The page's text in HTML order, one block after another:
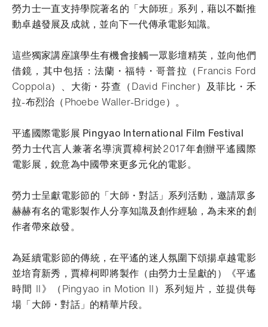
勞力士一直支持學院著名的「大師班」系列，藉以不斷推
動卓越發展及成就，並向下一代傳承電影知識。
這些獨家講座讓學生有機會接觸一眾影壇精英，並向他們
借鏡，其中包括：法蘭・福特・哥普拉（Francis Ford
Coppola）、大衛・芬查（David Fincher）及菲比・禾
拉-布烈治（Phoebe Waller-Bridge）。
平遙國際電影展 Pingyao International Film Festival
勞力士代言人兼著名導演賈樟柯於2017年創辦平遙國際
電影展，銳意為中國帶來更多元化的電影。
勞力士呈獻電影節的「大師・對話」系列活動，邀請眾多
赫赫有名的電影製作人分享知識及創作經驗，為未來的創
作者帶來啟發。
為延續電影節的傳統，在平遙的迷人氛圍下頌揚卓越電影
並培育新秀，賈樟柯即將製作（由勞力士呈獻的）《平遙
時間 II》（Pingyao in Motion II）系列短片，並提供每
場「大師・對話」的精華片段。